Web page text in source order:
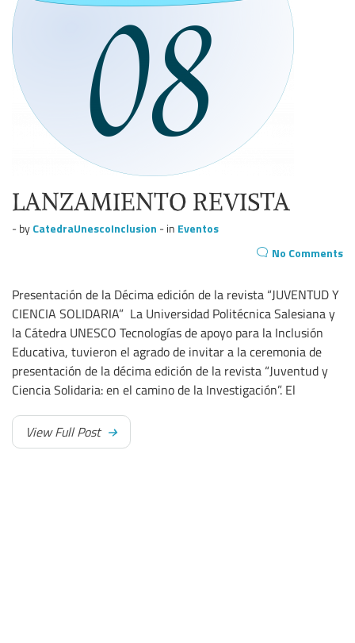
LANZAMIENTO REVISTA
- byCatedraUnescoInclusion - in Eventos
No Comments
Presentación de la Décima edición de la revista “JUVENTUD Y
CIENCIA SOLIDARIA” La Universidad Politécnica Salesiana y
la Cátedra UNESCO Tecnologías de apoyo para la Inclusión
Educativa, tuvieron el agrado de invitar a la ceremonia de
presentación de la décima edición de la revista “Juventud y
Ciencia Solidaria: en el camino de la Investigación”. El
View Full Post